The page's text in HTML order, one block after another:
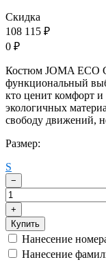
Скидка
108 115 ₽
0 ₽
Костюм JOMA ECO
функциональный
кто ценит комфорт и
экологичных
свободу движений,
Размер:
S
−
+
Купить
Нанесение
Нанесение